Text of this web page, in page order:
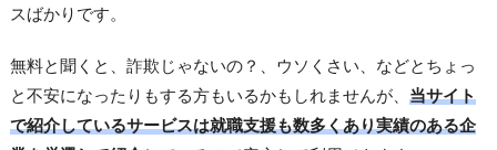
スばかりです。
無料と聞くと、詐欺じゃないの？、ウソくさい、などとちょっ
と不安になったりもする方もいるかもしれませんが、 当サイト
で紹介しているサービスは就職支援も数多くあり実績のある企